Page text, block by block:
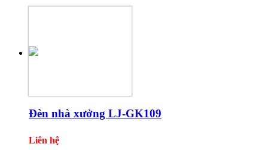
Đèn nhà xưởng LJ-GK109
Liên hệ